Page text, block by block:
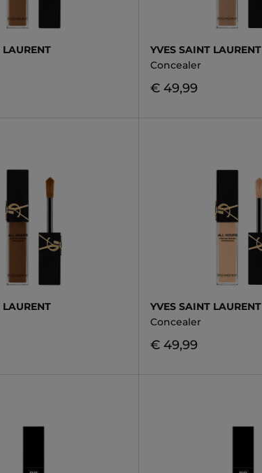
LAURENT
YVES SAINT LAURENT
Concealer
€ 49,99
LAURENT
YVES SAINT LAURENT
Concealer
€ 49,99